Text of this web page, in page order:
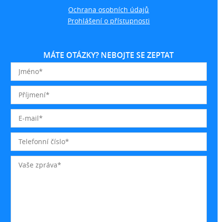
Ochrana osobních údajů
Prohlášení o přístupnosti
MÁTE OTÁZKY? NEBOJTE SE ZEPTAT